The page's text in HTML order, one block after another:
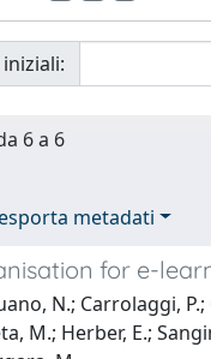
6 a 6
metadati
for e-
N.; Carrolaggi, P.;
M.; Herber, E.;